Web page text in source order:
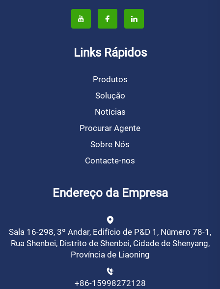
Links Rápidos
Produtos
Solução
Notícias
Procurar Agente
Sobre Nós
Contacte-nos
Endereço da Empresa
Sala 16-298, 3º Andar, Edifício de P&D 1, Número 78-1,
Rua Shenbei, Distrito de Shenbei, Cidade de Shenyang,
Província de Liaoning
+86-15998272128